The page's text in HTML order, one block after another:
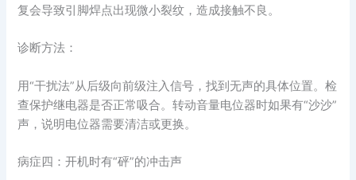
复会导致引脚焊点出现微小裂纹，造成接触不良。
诊断方法：
用“干扰法”从后级向前级注入信号，找到无声的具体位置。检
查保护继电器是否正常吸合。转动音量电位器时如果有“沙沙”
声，说明电位器需要清洁或更换。
病症四：开机时有“砰”的冲击声